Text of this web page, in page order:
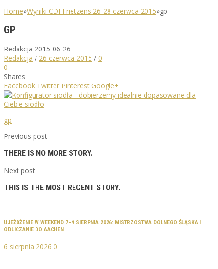
Home»Wyniki CDI Frietzens 26-28 czerwca 2015»gp
GP
Redakcja 2015-06-26
Redakcja / 26 czerwca 2015 / 0
0
Shares
Facebook Twitter Pinterest Google+
gp
Previous post
THERE IS NO MORE STORY.
Next post
THIS IS THE MOST RECENT STORY.
UJEŻDŻENIE W WEEKEND 7–9 SIERPNIA 2026: MISTRZOSTWA DOLNEGO ŚLĄSKA I
ODLICZANIE DO AACHEN
6 sierpnia 2026 0